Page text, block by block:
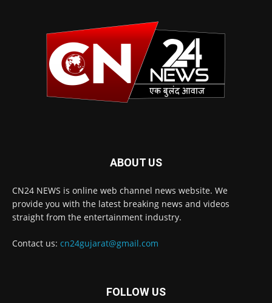
ABOUT US
CN24 NEWS is online web channel news website. We
provide you with the latest breaking news and videos
straight from the entertainment industry.
Contact us: cn24gujarat@gmail.com
FOLLOW US